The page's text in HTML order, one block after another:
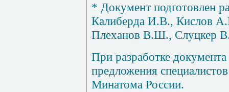
* Документ подготовлен
Калиберда И.В., Кислов
Плеханов В.Ш., Слуцкер
При разработке
предложения
Минатома России.